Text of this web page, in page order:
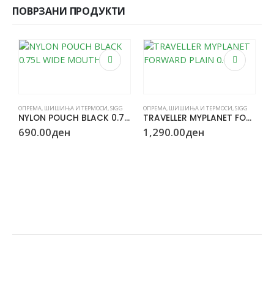
ПОВРЗАНИ ПРОДУКТИ
ОПРЕМА, ШИШИЊА И ТЕРМОСИ,SIGG
NYLON POUCH BLACK 0.75L WIDE MOUTH
690.00ден
ОПРЕМА, ШИШИЊА И ТЕРМОСИ,SIGG
TRAVELLER MYPLANET FORWARD PLAIN 0.6L
1,290.00ден